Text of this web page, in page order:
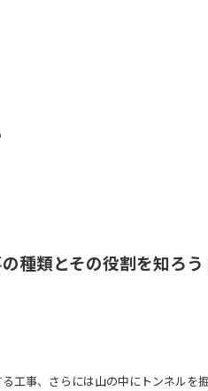
種類とその役割を知ろ
工事、さらには山の中にトンネルを